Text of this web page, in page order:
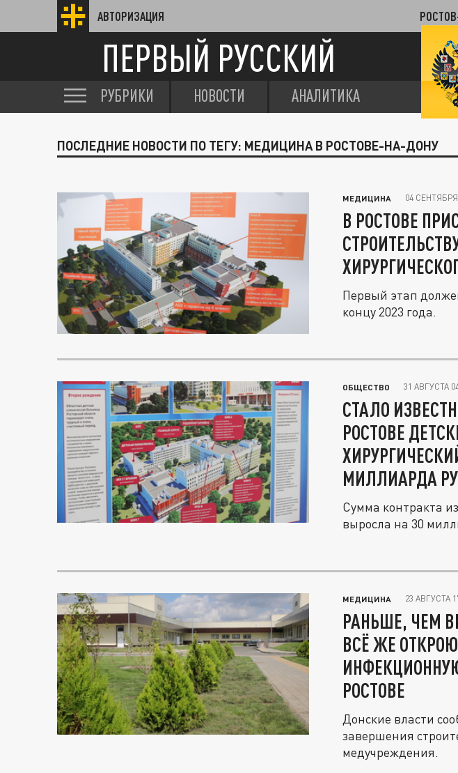
АВТОРИЗАЦИЯ
ПЕРВЫЙ РУССКИЙ
РУБРИКИ НОВОСТИ АНАЛИТИКА
ПОСЛЕДНИЕ НОВОСТИ ПО ТЕГУ: МЕДИЦИНА В РОСТОВЕ-НА-ДОНУ
МЕДИЦИНА 04 СЕНТЯБРЯ
В РОСТОВЕ
Первый этап
концу 2023 года.
ОБЩЕСТВО 31 АВГУСТА
СТАЛО
РОСТОВЕ
МИЛЛИАРДА
Сумма контракта
выросла на 30
МЕДИЦИНА 23 АВГУСТА
РАНЬШЕ, ЧЕМ
ВСЁ ЖЕ
РОСТОВЕ
Донские власти
завершения
медучреждения.